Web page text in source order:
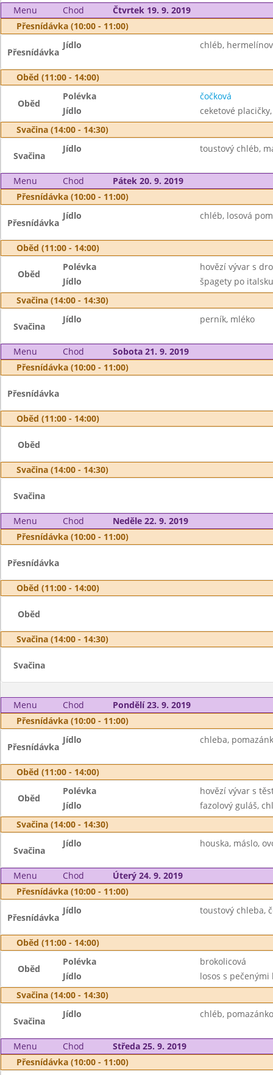
Menu Chod
Čtvrtek 19. 9. 2019
Přesnídávka (10:00 - 11:00)
Přesnídávka
Jídlo chléb,
Oběd (11:00 - 14:00)
Oběd
Polévka
čočková
Jídlo
ceketové
Svačina (14:00 - 14:30)
Svačina
Jídlo toustový chléb,
Menu Chod
Pátek 20. 9. 2019
Přesnídávka (10:00 - 11:00)
Přesnídávka
Jídlo chléb, losová
Oběd (11:00 - 14:00)
Oběd
Polévka
hovězí vývar s
Jídlo
špagety po
Svačina (14:00 - 14:30)
Svačina
Jídlo perník, mléko
Menu Chod
Sobota 21. 9. 2019
Přesnídávka (10:00 - 11:00)
Přesnídávka
Oběd (11:00 - 14:00)
Oběd
Svačina (14:00 - 14:30)
Svačina
Menu Chod
Neděle 22. 9. 2019
Přesnídávka (10:00 - 11:00)
Přesnídávka
Oběd (11:00 - 14:00)
Oběd
Svačina (14:00 - 14:30)
Svačina
Menu Chod
Pondělí 23. 9. 2019
Přesnídávka (10:00 - 11:00)
Přesnídávka
Jídlo chleba,
Oběd (11:00 - 14:00)
Oběd
Polévka
hovězí vývar s
Jídlo
fazolový guláš,
Svačina (14:00 - 14:30)
Svačina
Jídlo houska, máslo,
Menu Chod
Úterý 24. 9. 2019
Přesnídávka (10:00 - 11:00)
Přesnídávka
Jídlo toustový chleba,
Oběd (11:00 - 14:00)
Oběd
Polévka
brokolicová
Jídlo
losos s
Svačina (14:00 - 14:30)
Svačina
Jídlo chléb,
Menu Chod
Středa 25. 9. 2019
Přesnídávka (10:00 - 11:00)